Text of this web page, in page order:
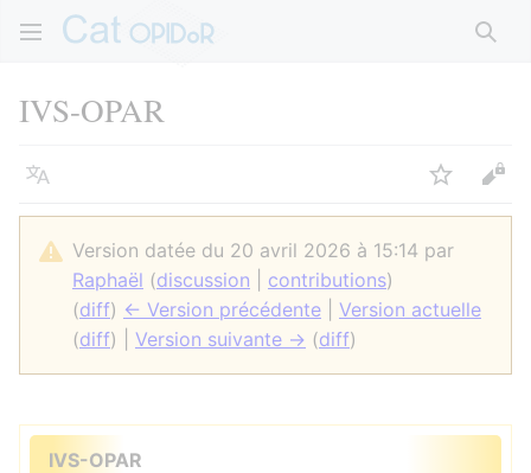
IVS-OPAR
Langue Suivre
Version datée du 20 avril 2026 à 15:14 par
Raphaël (discussion contributions)
(diff) ← Version précédente
Version actuelle
(diff) | Version suivante → (diff)
IVS-OPAR